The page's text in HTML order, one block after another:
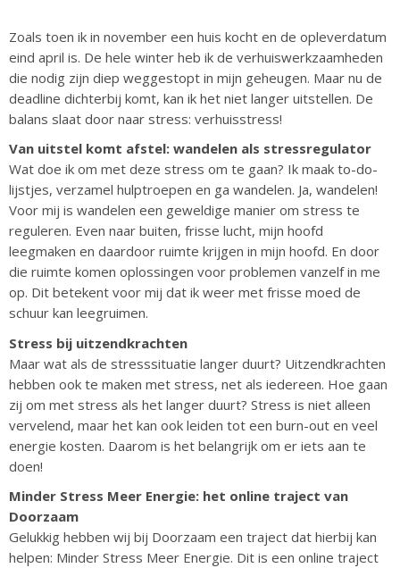
Zoals toen ik in november een huis kocht en de opleverdatum
eind april is. De hele winter heb ik de verhuiswerkzaamheden
die nodig zijn diep weggestopt in mijn geheugen. Maar nu de
deadline dichterbij komt, kan ik het niet langer uitstellen. De
balans slaat door naar stress: verhuisstress!
Van uitstel komt afstel: wandelen als stressregulator
Wat doe ik om met deze stress om te gaan? Ik maak to-do-
lijstjes, verzamel hulptroepen en ga wandelen. Ja, wandelen!
Voor mij is wandelen een geweldige manier om stress te
reguleren. Even naar buiten, frisse lucht, mijn hoofd
leegmaken en daardoor ruimte krijgen in mijn hoofd. En door
die ruimte komen oplossingen voor problemen vanzelf in me
op. Dit betekent voor mij dat ik weer met frisse moed de
schuur kan leegruimen.
Stress bij uitzendkrachten
Maar wat als de stresssituatie langer duurt? Uitzendkrachten
hebben ook te maken met stress, net als iedereen. Hoe gaan
zij om met stress als het langer duurt? Stress is niet alleen
vervelend, maar het kan ook leiden tot een burn-out en veel
energie kosten. Daarom is het belangrijk om er iets aan te
doen!
Minder Stress Meer Energie: het online traject van
Doorzaam
Gelukkig hebben wij bij Doorzaam een traject dat hierbij kan
helpen: Minder Stress Meer Energie. Dit is een online traject